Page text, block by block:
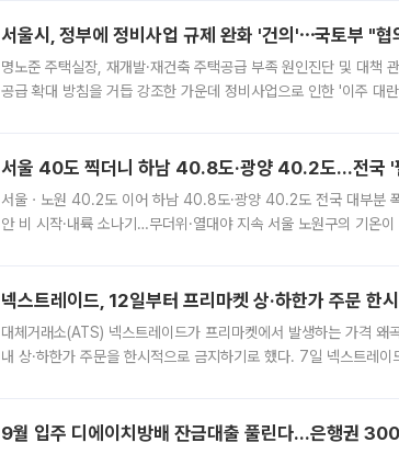
서울시, 정부에 정비사업 규제 완화 '건의'⋯국토부 "
명노준 주택실장, 재개발·재건축 주택공급 부족 원인진단 및 대책
공급 확대 방침을 거듭 강조한 가운데 정비사업으로 인한 '이주 대
서울 40도 찍더니 하남 40.8도·광양 40.2도…전국 '
서울ㆍ노원 40.2도 이어 하남 40.8도·광양 40.2도 전국 대부분
안 비 시작·내륙 소나기…무더위·열대야 지속 서울 노원구의 기온
넥스트레이드, 12일부터 프리마켓 상·하한가 주문 한시
대체거래소(ATS) 넥스트레이드가 프리마켓에서 발생하는 가격 왜
내 상·하한가 주문을 한시적으로 금지하기로 했다. 7일 넥스트레
9월 입주 디에이치방배 잔금대출 풀린다…은행권